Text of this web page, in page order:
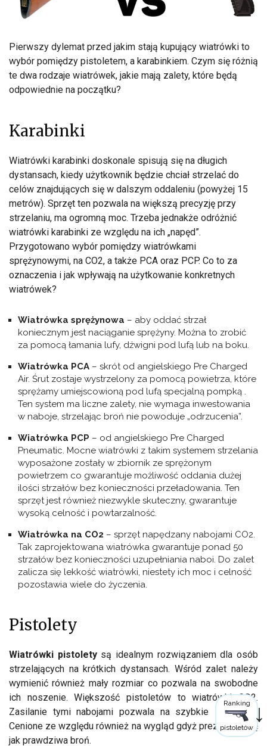
Ranking
pistoletów
Pierwszy dylemat przed jakim stają kupujący wiatrówki to
wybór pomiędzy pistoletem, a karabinkiem. Czym się różnią
te dwa rodzaje wiatrówek, jakie mają zalety, które będą
odpowiednie na początku?
Karabinki
Wiatrówki karabinki doskonale spisują się na długich
dystansach, kiedy użytkownik będzie chciał strzelać do
celów znajdujących się w dalszym oddaleniu (powyżej 15
metrów). Sprzęt ten pozwala na większą precyzję przy
strzelaniu, ma ogromną moc. Trzeba jednakże odróżnić
wiatrówki karabinki ze względu na ich „napęd”.
Przygotowano wybór pomiędzy wiatrówkami
sprężynowymi, na CO2, a także PCA oraz PCP. Co to za
oznaczenia i jak wpływają na użytkowanie konkretnych
wiatrówek?
Wiatrówka sprężynowa – aby oddać strzał
koniecznym jest naciąganie sprężyny. Można to zrobić
za pomocą łamania lufy, dźwigni pod lufą lub na boku.
Wiatrówka PCA – skrót od angielskiego Pre Charged
Air. Śrut zostaje wystrzelony za pomocą powietrza, które
sprężamy umiejscowioną pod lufą specjalną pompką .
Ten system ma liczne zalety, nie wymaga inwestowania
w naboje, strzelając broń nie powoduje „odrzucenia”.
Wiatrówka PCP – od angielskiego Pre Charged
Pneumatic. Mocne wiatrówki z takim systemem strzelania
wyposażone zostały w zbiornik ze sprężonym
powietrzem co gwarantuje możliwość oddania dużej
ilości strzałów bez konieczności przeładowania. Ten
sprzęt jest również niezwykle skuteczny, gwarantuje
wysoką celność i powtarzalność.
Wiatrówka na CO2 – sprzęt napędzany nabojami CO2.
Tak zaprojektowana wiatrówka gwarantuje ponad 50
strzałów bez konieczności uzupełniania naboi. Do zalet
zalicza się lekkość wiatrówki, niestety ich moc i celność
pozostawia wiele do życzenia.
Pistolety
Wiatrówki pistoletysą idealnym rozwiązaniem dla osób
strzelających na krótkich dystansach. Wśród zalet należy
wymienić również mały rozmiar co pozwala na swobodne
ich noszenie. Większość pistoletów to wiatrówki CO2.
Zasilanie tymi nabojami pozwala na szybkie strzelanie.
Cenione ze względu również na wygląd gdyż prezentują się
jak prawdziwa broń.